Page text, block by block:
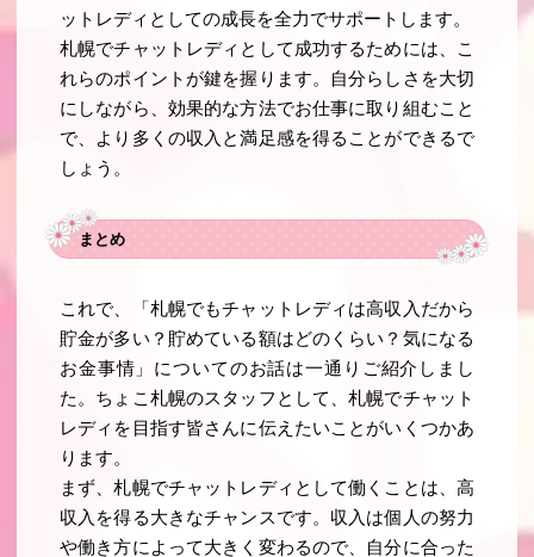
ットレディとしての成長を全力でサポートします。
札幌でチャットレディとして成功するためには、こ
れらのポイントが鍵を握ります。自分らしさを大切
にしながら、効果的な方法でお仕事に取り組むこと
で、より多くの収入と満足感を得ることができるで
しょう。
まとめ
これで、「札幌でもチャットレディは高収入だから
貯金が多い？貯めている額はどのくらい？気になる
お金事情」についてのお話は一通りご紹介しまし
た。ちょこ札幌のスタッフとして、札幌でチャット
レディを目指す皆さんに伝えたいことがいくつかあ
ります。
まず、札幌でチャットレディとして働くことは、高
収入を得る大きなチャンスです。収入は個人の努力
や働き方によって大きく変わるので、自分に合った